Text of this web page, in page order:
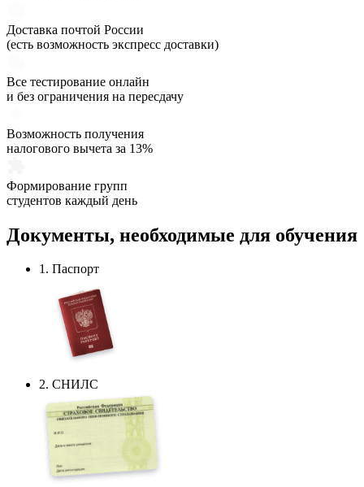
Доставка почтой России
(есть возможность экспресс доставки)
Все тестирование онлайн
и без ограничения на пересдачу
Возможность получения
налогового вычета за 13%
Формирование групп
студентов каждый день
Документы, необходимые для обучения
1. Паспорт
2. СНИЛС